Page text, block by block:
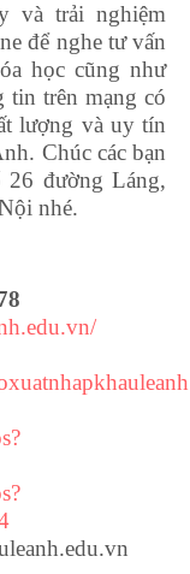
và trải nghiệm
để nghe tư vấn
học cũng như
tin trên mạng có
lượng và uy tín
Chúc các bạn
đường Láng,
nhé.